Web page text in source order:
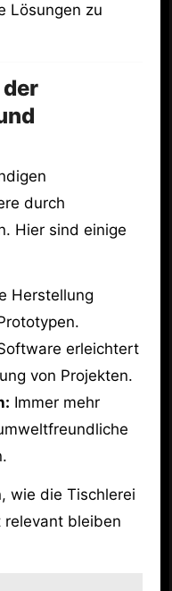
Lösungen zu
durch
Hier sind einige
Herstellung
erleichtert
von Projekten.
Immer mehr
wie die Tischlerei
bleiben